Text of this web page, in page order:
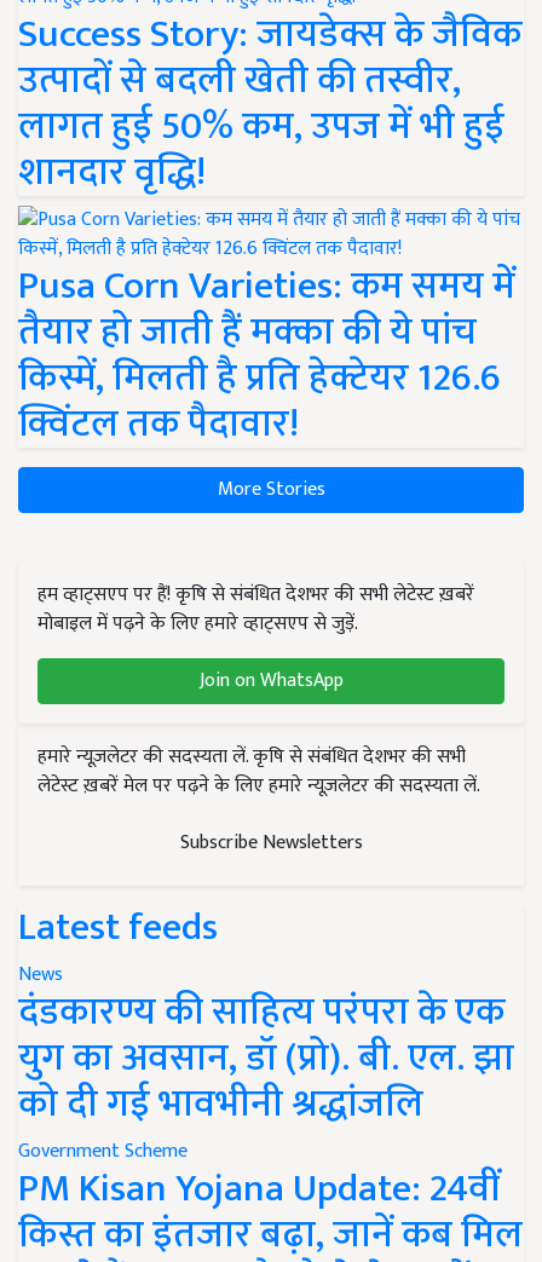
Success Story: जायडेक्स के जैविक
उत्पादों से बदली खेती की तस्वीर,
लागत हुई 50% कम, उपज में भी हुई
शानदार वृद्धि!
Pusa Corn Varieties: कम समय में
तैयार हो जाती हैं मक्का की ये पांच
किस्में, मिलती है प्रति हेक्टेयर 126.6
क्विंटल तक पैदावार!
More Stories
हम व्हाट्सएप पर हैं! कृषि से संबंधित देशभर की सभी लेटेस्ट ख़बरें
मोबाइल में पढ़ने के लिए हमारे व्हाट्सएप से जुड़ें.
Join on WhatsApp
हमारे न्यूज़लेटर की सदस्यता लें. कृषि से संबंधित देशभर की सभी
लेटेस्ट ख़बरें मेल पर पढ़ने के लिए हमारे न्यूज़लेटर की सदस्यता लें.
Subscribe Newsletters
Latest feeds
News
दंडकारण्य की साहित्य परंपरा के एक
युग का अवसान, डॉ (प्रो). बी. एल. झा
को दी गई भावभीनी श्रद्धांजलि
Government Scheme
PM Kisan Yojana Update: 24वीं
किस्त का इंतजार बढ़ा, जानें कब मिल